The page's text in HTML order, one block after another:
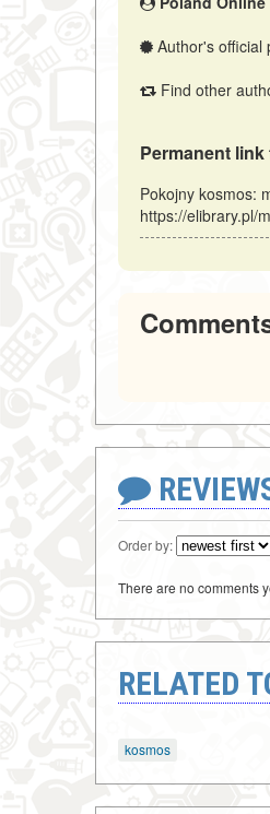
Author's official
Find other
Permanent
Pokojny kosmos:
https://elibrary.pl/
Order by:
There are no comments
RELATED
kosmos